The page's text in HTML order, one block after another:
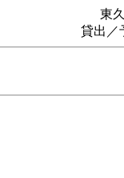
東
貸出／